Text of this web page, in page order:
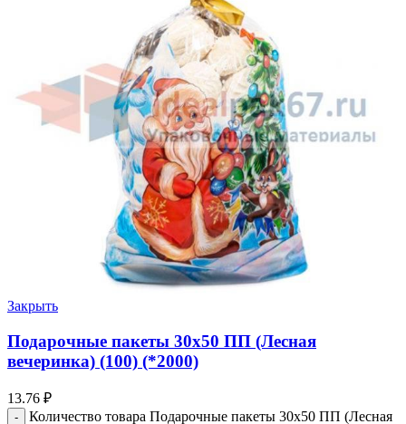
Закрыть
Подарочные пакеты 30х50 ПП (Лесная
вечеринка) (100) (*2000)
13.76 ₽
Количество товара Подарочные пакеты 30х50 ПП (Лесная